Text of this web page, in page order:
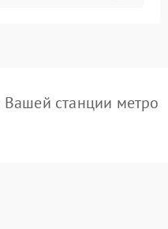
станции метро